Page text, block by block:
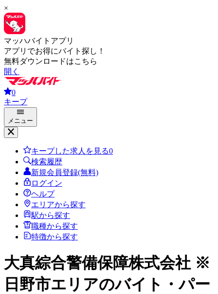
×
マッハバイトアプリ
アプリでお得にバイト探し！
無料ダウンロードはこちら
開く
0
キープ
メニュー
キープした求人を見る0
検索履歴
新規会員登録(無料)
ログイン
ヘルプ
エリアから探す
駅から探す
職種から探す
特徴から探す
大真綜合警備保障株式会社 ※
日野市エリアのバイト・パー